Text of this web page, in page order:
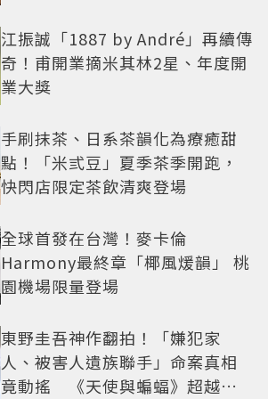
江振誠「1887 by André」再續傳
奇！甫開業摘米其林2星、年度開
業大獎
手刷抹茶、日系茶韻化為療癒甜
點！「米弎豆」夏季茶季開跑，
快閃店限定茶飲清爽登場
全球首發在台灣！麥卡倫
Harmony最終章「椰風煖韻」 桃
園機場限量登場
東野圭吾神作翻拍！「嫌犯家
人、被害人遺族聯手」命案真相
竟動搖 《天使與蝙蝠》超越懸